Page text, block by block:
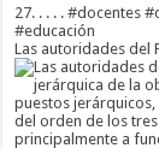
Las autoridades del